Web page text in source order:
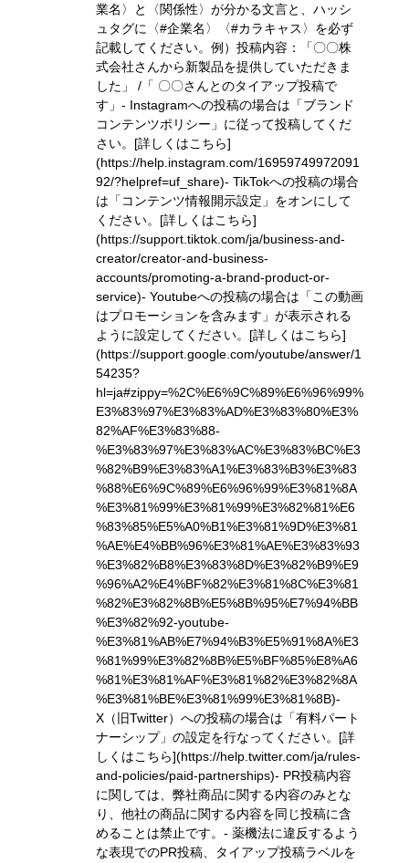
業名〉と〈関係性〉が分かる文言と、ハッシ
ュタグに〈#企業名〉〈#カラキャス〉を必ず
記載してください。 例）投稿内容：「〇〇株
式会社さんから新製品を提供していただきま
した」 /「 〇〇さんとのタイアップ投稿で
す」 - Instagramへの投稿の場合は「ブランド
コンテンツポリシー」に従って投稿してくだ
さい。 [詳しくはこちら]
(https://help.instagram.com/16959749972091
92/?helpref=uf_share)- TikTokへの投稿の場合
は「コンテンツ情報開示設定」をオンにして
ください。 [詳しくはこちら]
(https://support.tiktok.com/ja/business-and-
creator/creator-and-business-
accounts/promoting-a-brand-product-or-
service)- Youtubeへの投稿の場合は「この動画
はプロモーションを含みます」が表示される
ように設定してください。 [詳しくはこちら]
(https://support.google.com/youtube/answer/1
54235?
hl=ja#zippy=%2C%E6%9C%89%E6%96%99%
E3%83%97%E3%83%AD%E3%83%80%E3%
82%AF%E3%83%88-
%E3%83%97%E3%83%AC%E3%83%BC%E3
%82%B9%E3%83%A1%E3%83%B3%E3%83
%88%E6%9C%89%E6%96%99%E3%81%8A
%E3%81%99%E3%81%99%E3%82%81%E6
%83%85%E5%A0%B1%E3%81%9D%E3%81
%AE%E4%BB%96%E3%81%AE%E3%83%93
%E3%82%B8%E3%83%8D%E3%82%B9%E9
%96%A2%E4%BF%82%E3%81%8C%E3%81
%82%E3%82%8B%E5%8B%95%E7%94%BB
%E3%82%92-youtube-
%E3%81%AB%E7%94%B3%E5%91%8A%E3
%81%99%E3%82%8B%E5%BF%85%E8%A6
%81%E3%81%AF%E3%81%82%E3%82%8A
%E3%81%BE%E3%81%99%E3%81%8B)-
X（旧Twitter）への投稿の場合は「有料パート
ナーシップ」の設定を行なってください。 [詳
しくはこちら](https://help.twitter.com/ja/rules-
and-policies/paid-partnerships)- PR投稿内容
に関しては、弊社商品に関する内容のみとな
り、他社の商品に関する内容を同じ投稿に含
めることは禁止です。- 薬機法に違反するよう
な表現でのPR投稿、タイアップ投稿ラベルを